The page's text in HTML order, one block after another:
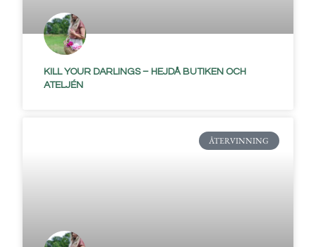
KILL YOUR DARLINGS – HEJDÅ BUTIKEN OCH
ATELJÉN
ÅTERVINNING